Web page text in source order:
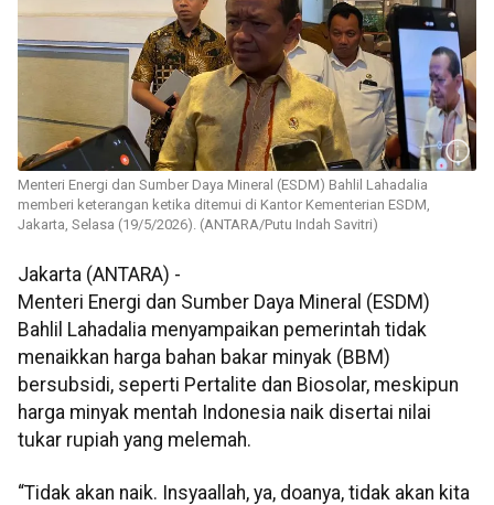
Menteri Energi dan Sumber Daya Mineral (ESDM) Bahlil Lahadalia
memberi keterangan ketika ditemui di Kantor Kementerian ESDM,
Jakarta, Selasa (19/5/2026). (ANTARA/Putu Indah Savitri)
Jakarta (ANTARA) -
Menteri Energi dan Sumber Daya Mineral (ESDM)
Bahlil Lahadalia menyampaikan pemerintah tidak
menaikkan harga bahan bakar minyak (BBM)
bersubsidi, seperti Pertalite dan Biosolar, meskipun
harga minyak mentah Indonesia naik disertai nilai
tukar rupiah yang melemah.
“Tidak akan naik. Insyaallah, ya, doanya, tidak akan kita